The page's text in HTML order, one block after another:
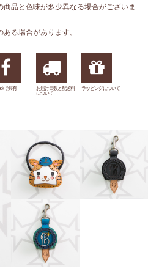
品と色味が多少異なる場合がございま
る場合があります。
で共有
お届け日数と配送料
について
ラッピングについて